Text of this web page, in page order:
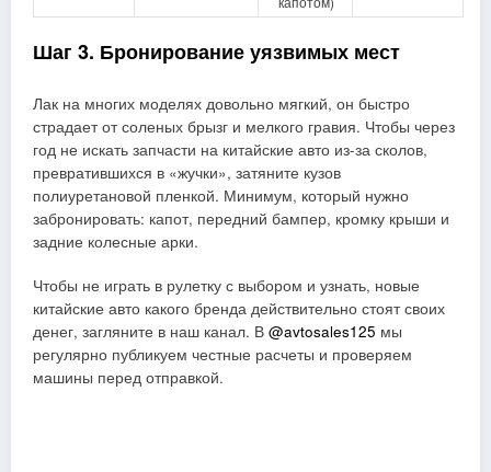
Шаг 3. Бронирование уязвимых мест
Лак на многих моделях довольно мягкий, он быстро
страдает от соленых брызг и мелкого гравия. Чтобы через
год не искать запчасти на китайские авто из-за сколов,
превратившихся в «жучки», затяните кузов
полиуретановой пленкой. Минимум, который нужно
забронировать: капот, передний бампер, кромку крыши и
задние колесные арки.
Чтобы не играть в рулетку с выбором и узнать, новые
китайские авто какого бренда действительно стоят своих
денег, загляните в наш канал. В @avtosales125 мы
регулярно публикуем честные расчеты и проверяем
машины перед отправкой.